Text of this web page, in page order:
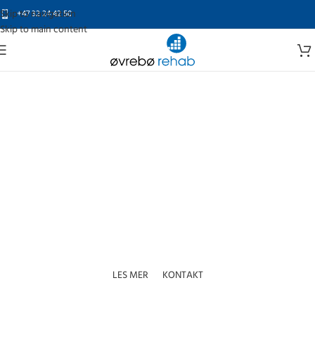
Skip to navigation
Skip to main content
+47 32 24 42 50
LES MER KONTAKT